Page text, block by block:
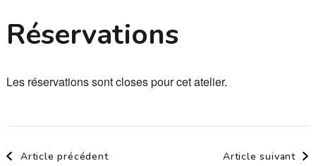
Réservations
Les réservations sont closes pour cet atelier.
Navigation
Article précédent Article suivant